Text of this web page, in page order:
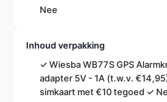
Nee
Inhoud verpakking
✓ Wiesba WB77S GPS
adapter 5V - 1A (t.w.v.
simkaart met €10 tegoed ✓